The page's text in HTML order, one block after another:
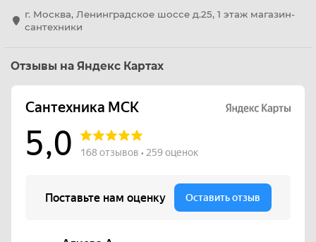
г. Москва, Ленинградское шоссе д.25, 1 этаж магазин-
сантехники
Отзывы на Яндекс Картах